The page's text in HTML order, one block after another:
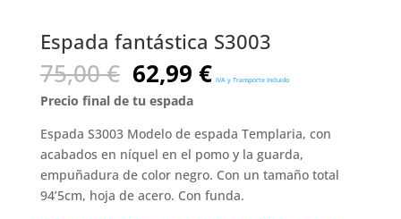
Espada fantástica S3003
75,00€ El
precio
original
era:
75,00 €.
62,99 €El
precio
es:
62,99 €.
IVA y Transporte Incluido
Precio final de tu espada
Espada S3003 Modelo de espada Templaria, con
acabados en níquel en el pomo y la guarda,
empuñadura de color negro. Con un tamaño total
94’5cm, hoja de acero. Con funda.